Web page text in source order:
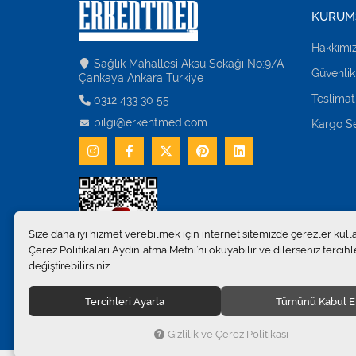
Sağlık Mahallesi Aksu Sokağı No:9/A
Çankaya Ankara Turkiye
0312 433 30 55
bilgi@erkentmed.com
Güvenlik
Kargo
Erkent Sağlık Ürünleri Pazarlama San.ve Tic.
Size daha iyi hizmet verebilmek için internet sitemizde çerezler
Çerez Politikaları Aydınlatma Metni’ni okuyabilir ve dilerseniz
değiştirebilirsiniz.
Tercihleri Ayarla Tümünü Kabul
Gizlilik ve Çerez Politikası